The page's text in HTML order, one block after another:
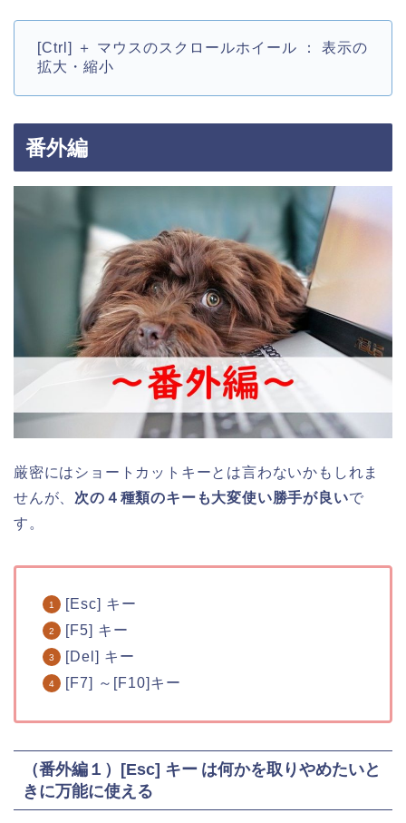
[Ctrl] ＋ マウスのスクロールホイール ： 表示の
拡大・縮小
番外編
厳密にはショートカットキーとは言わないかもしれま
せんが、 次の４種類のキーも大変使い勝手が良いで
す。
[Esc] キー
[F5] キー
[Del] キー
[F7] ～[F10]キー
（番外編１）[Esc] キー は何かを取りやめたいと
きに万能に使える